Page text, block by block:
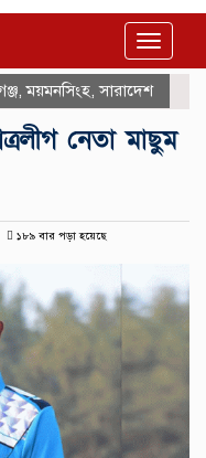
Toggle
,ময়মনসিংহ,সারাদেশ
নেতা মাছুম
১৮৯ বার পড়া হয়েছে